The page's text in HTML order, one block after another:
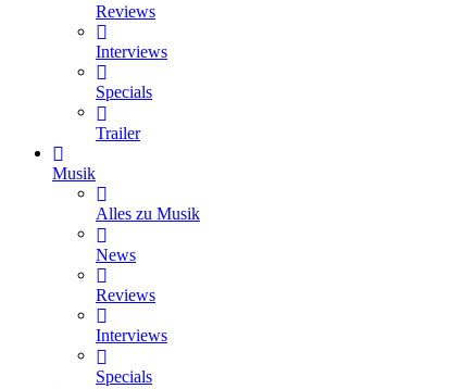
Reviews
Interviews
Specials
Trailer
Musik
Alles zu Musik
News
Reviews
Interviews
Specials